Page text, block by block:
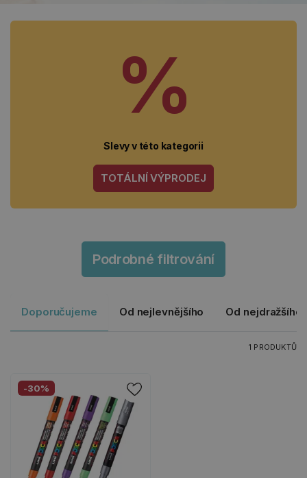
%
Slevy v této kategorii
TOTÁLNÍ VÝPRODEJ
Podrobné filtrování
Doporučujeme Od nejlevnějšího Od nejdražšího
1 PRODUKTŮ
-30%